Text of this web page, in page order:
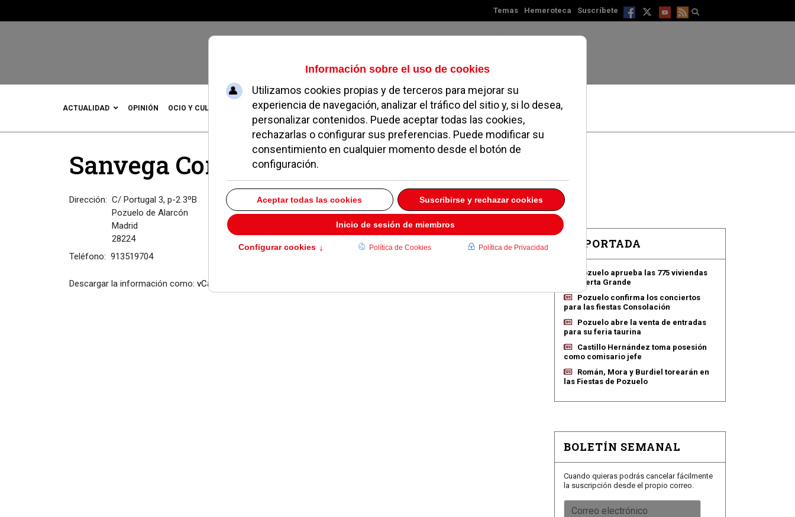
Temas Hemeroteca Suscríbete
Jueves, 06 de agosto de 2026
ACTUALIDAD OPINIÓN OCIO Y CULTURA DEPORTES MADRID NOROESTE SOCIEDAD MAGAZINE SERVICIOS
Sanvega Correduría
Dirección: C/ Portugal 3, p-2 3ºB
Pozuelo de Alarcón
Madrid
28224
Teléfono: 913519704
Descargar la información como: vCard
EN PORTADA
Pozuelo aprueba las 775 viviendas
de Huerta Grande
Pozuelo confirma los conciertos
para las fiestas Consolación
Pozuelo abre la venta de entradas
para su feria taurina
Castillo Hernández toma posesión
como comisario jefe
Román, Mora y Burdiel torearán en
las Fiestas de Pozuelo
BOLETÍN SEMANAL
Cuando quieras podrás cancelar fácilmente
la suscripción desde el propio correo.